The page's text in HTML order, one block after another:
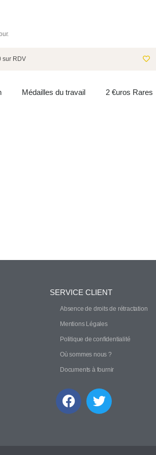
sur RDV
Médailles du travail 2 €uros Rares
SERVICE CLIENT
Absence de droits de rétractation
Mentions Légales
Politique de confidentialité
Où sommes nous ?
Documents à fournir